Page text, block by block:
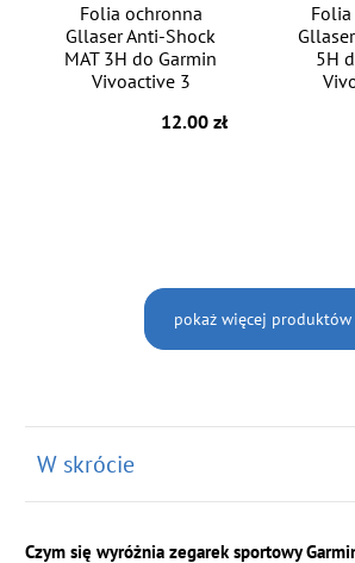
Folia ochronna
Gllaser Anti-Shock
MAT 3H do Garmin
Vivoactive 3
12.00 zł
5H
pokaż więcej produktów
W skrócie
Czym się wyróżnia zegarek sportowy